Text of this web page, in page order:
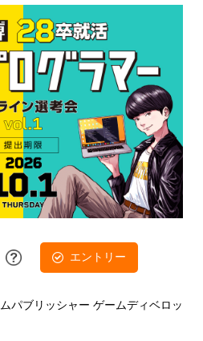
エントリー
パブリッシャー ゲームディベロッ